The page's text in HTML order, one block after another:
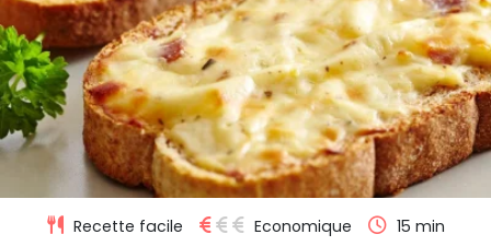
Recette facile Economique
15 min